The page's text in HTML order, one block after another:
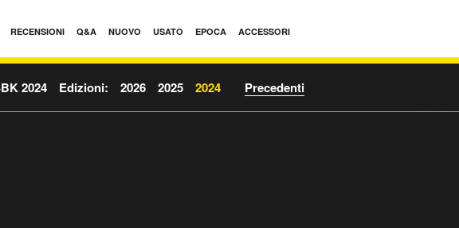
RECENSIONI Q&A NUOVO USATO EPOCA ACCESSORI
2024 Edizioni: 2026 2025 2024 Precedenti